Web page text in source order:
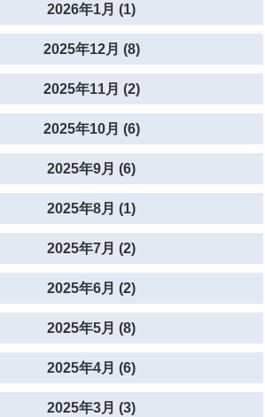
2026年1月 (1)
2025年12月 (8)
2025年11月 (2)
2025年10月 (6)
2025年9月 (6)
2025年8月 (1)
2025年7月 (2)
2025年6月 (2)
2025年5月 (8)
2025年4月 (6)
2025年3月 (3)